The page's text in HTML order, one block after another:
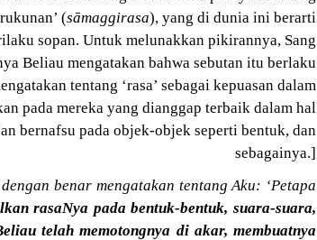
(sāmaggirasa), yang di dunia ini berarti
sopan. Untuk melunakkan pikirannya, Sang
Beliau mengatakan bahwa sebutan itu berlaku
tentang ‘rasa’ sebagai kepuasan dalam
pada mereka yang dianggap terbaik dalam hal
bernafsu pada objek-objek seperti bentuk, dan
sebagainya.]
benar mengatakan tentang Aku: ‘Petapa
rasaNya pada bentuk-bentuk, suara-suara,
telah memotongnya di akar, membuatnya